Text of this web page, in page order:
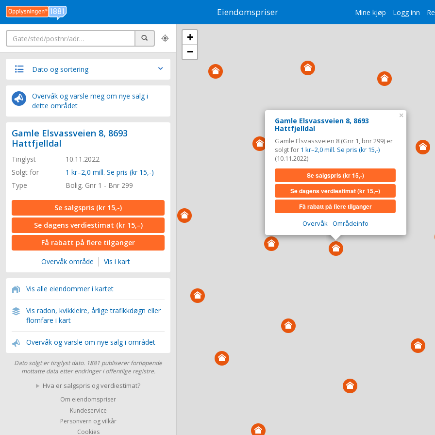
Mine kjøp Logg inn
Eiendomspriser
Søk
Dato og sortering
Overvåk og varsle meg om nye salg i
dette området
Gamle Elsvassveien 8, 8693
Hattfjelldal
Tinglyst
10.11.2022
Solgt for
1 kr–2,0 mill. Se pris (kr 15,-)
Type
Bolig. Gnr 1 - Bnr 299
Se salgspris (kr 15,-)
Se dagens verdiestimat (kr 15,–)
Få rabatt på flere tilganger
Overvåk område Vis i kart
Vis alle eiendommer i kartet
Vis radon, kvikkleire, årlige trafikkdøgn eller
flomfare i kart
Overvåk og varsle om nye salg i området
Dato solgt er tinglyst dato. 1881 publiserer fortløpende
mottatte data etter endringer i offentlige registre.
Hva er salgspris og verdiestimat?
Om eiendomspriser
Kundeservice
Personvern og vilkår
Cookies
Gamle Elsvassveien 8, 8693
Hattfjelldal
Gamle Elsvassveien 8 (Gnr 1, bnr 299) er
solgt for 1 kr–2,0 mill. Se pris (kr 15,-)
(10.11.2022)
Se salgspris(kr 15,-)
Se dagens verdiestimat(kr 15,–)
Få rabatt på flere tilganger
Overvåk Områdeinfo
×
+
−